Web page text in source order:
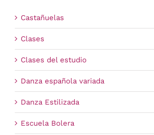
Carrito
Castañuelas
Clases
Clases del estudio
Danza española variada
Danza Estilizada
Escuela Bolera